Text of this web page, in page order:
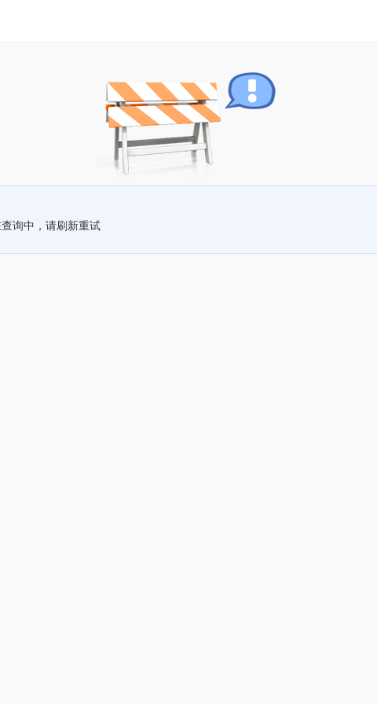
询中，请刷新重试